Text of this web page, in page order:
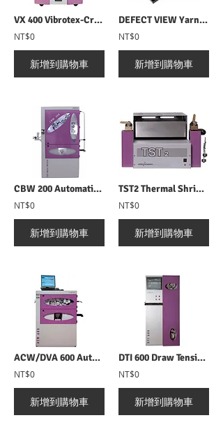
VX 400 Vibrotex-Crimp Tester 單纖維捲曲檢測儀
NT$0
新增到購物車
DEFECT VIEW Yarn Defects Visualisation 紗線缺陷檢測系統
NT$0
新增到購物車
CBW 200 Automatic Cut and Weight and Bulk Volume 纖維膨鬆度與線密度測試儀
NT$0
新增到購物車
TST2 Thermal Shrinkage Tester 熱收縮檢測儀
NT$0
新增到購物車
ACW/DVA 600 Automatic Cut & Weigh Denier Variation Accessory 全自動條幹均勻度與細度分析儀
NT$0
新增到購物車
DTI 600 Draw Tension Instrument 熱牽伸張力分析儀
NT$0
新增到購物車